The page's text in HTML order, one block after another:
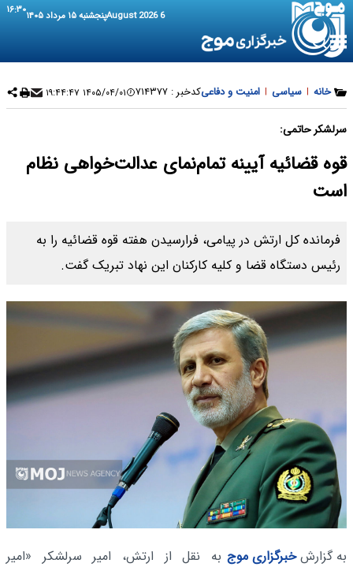
6 August 2026 پنجشنبه ۱۵ مرداد ۱۴۰۵ ۱۶:۳۰
خانه | سیاسی | امنیت و دفاعیکدخبر : ۷۱۴۳۷۷ ۱۴۰۵/۰۴/۰۱ ۱۹:۴۴:۴۷
سرلشکر حاتمی:
قوه قضائیه آیینه تمام‌نمای عدالت‌خواهی نظام
است
فرمانده کل ارتش در پیامی، فرارسیدن هفته قوه قضائیه را به
رئیس دستگاه قضا و کلیه کارکنان این نهاد تبریک گفت.
به گزارشخبرگزاری موج به نقل از ارتش، امیر سرلشکر «امیر